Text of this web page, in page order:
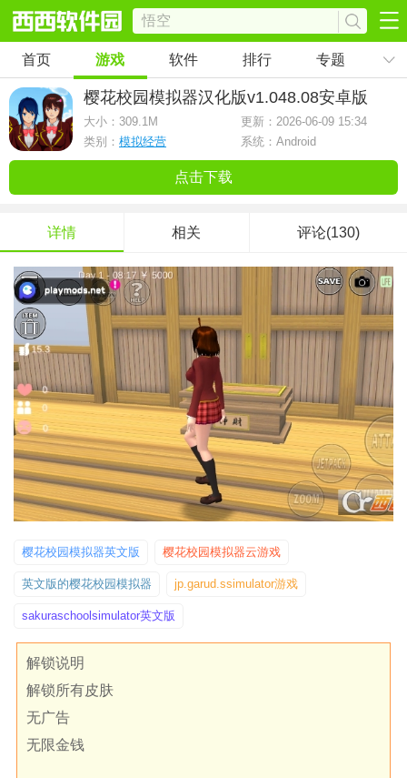
首页 游戏 软件 排行 专题
樱花校园模拟器汉化版v1.048.08安卓版
大小： 309.1M
更新：2026-06-09 15:34
类别： 模拟经营 系统：Android
点击下载
详情 相关 评论(130)
樱花校园模拟器英文版 樱花校园模拟器云游戏
英文版的樱花校园模拟器 jp.garud.ssimulator游戏
sakuraschoolsimulator英文版
解锁说明
解锁所有皮肤
无广告
无限金钱